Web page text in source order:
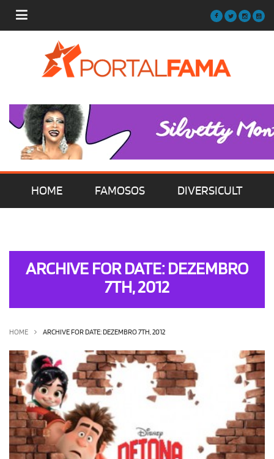
HOME FAMOSOS DIVERSICULT
OLHA ISSO! EU QUERO!
ARCHIVE FOR DATE: DEZEMBRO
7TH, 2012
HOME ARCHIVE FOR DATE: DEZEMBRO 7TH, 2012